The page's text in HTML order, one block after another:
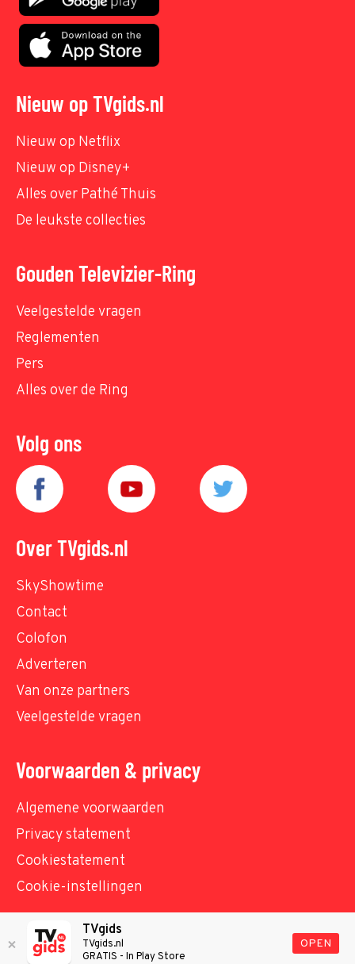
Nieuw op TVgids.nl
Nieuw op Netflix
Nieuw op Disney+
Alles over Pathé Thuis
De leukste collecties
Gouden Televizier-Ring
Veelgestelde vragen
Reglementen
Pers
Alles over de Ring
Volg ons
Over TVgids.nl
SkyShowtime
Contact
Colofon
Adverteren
Van onze partners
Veelgestelde vragen
Voorwaarden & privacy
Algemene voorwaarden
Privacy statement
Cookiestatement
Cookie-instellingen
© TVgids.nl 2026 - All rights reserved. No text and
datamining.
TVgids
TVgids.nl
GRATIS - In Play Store
OPEN